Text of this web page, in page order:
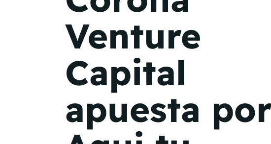
Venture
Capital
apuesta por